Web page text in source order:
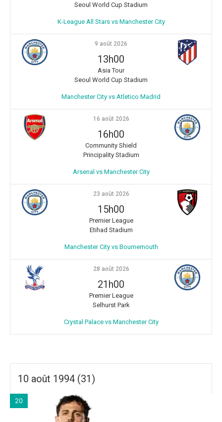
Seoul World Cup Stadium
K-League All Stars vs Manchester City
9 août 2026
13h00
Asia Tour
Seoul World Cup Stadium
Manchester City vs Atletico Madrid
16 août 2026
16h00
Community Shield
Principality Stadium
Arsenal vs Manchester City
23 août 2026
15h00
Premier League
Etihad Stadium
Manchester City vs Bournemouth
28 août 2026
21h00
Premier League
Selhurst Park
Crystal Palace vs Manchester City
10 août 1994 (31)
20